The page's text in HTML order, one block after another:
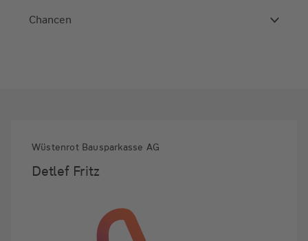
Chancen
Wüstenrot Bausparkasse AG
Detlef Fritz